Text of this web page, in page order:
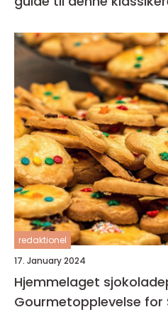
redaktionel
17. January 2024
Hjemmelaget
Gourmetopplevelse for